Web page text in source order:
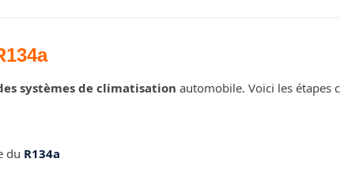
systèmes de climatisation automobile. Voici les étapes
du R134a